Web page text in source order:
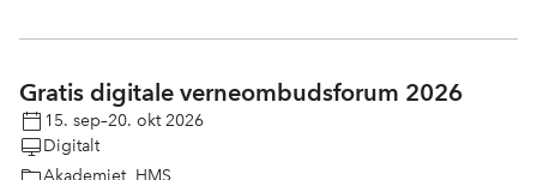
Gratis digitale verneombudsforum 2026
15. sep–20. okt 2026
Digitalt
Akademiet, HMS